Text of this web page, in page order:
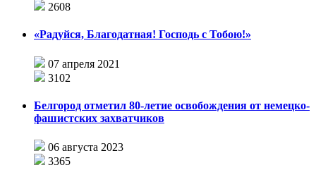
2608
«Радуйся, Благодатная! Господь с Тобою!»
07 апреля 2021
3102
Белгород отметил 80-летие освобождения от немецко-
фашистских захватчиков
06 августа 2023
3365